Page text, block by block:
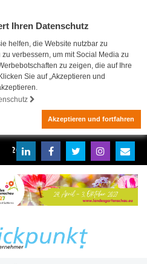
Ihren Datenschutz
helfen, die Website nutzbar zu
verbessern, um mit Social Media zu
zu zeigen, die auf Ihre
Sie auf „Akzeptieren und
Akzeptieren und fortfahren
2026